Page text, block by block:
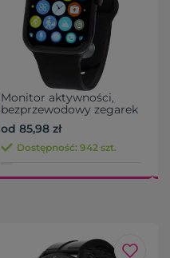
Monitor aktywności,
bezprzewodowy zegarek
wielofunkcyjny
od 85,98 zł
Dostępność: 942 szt.